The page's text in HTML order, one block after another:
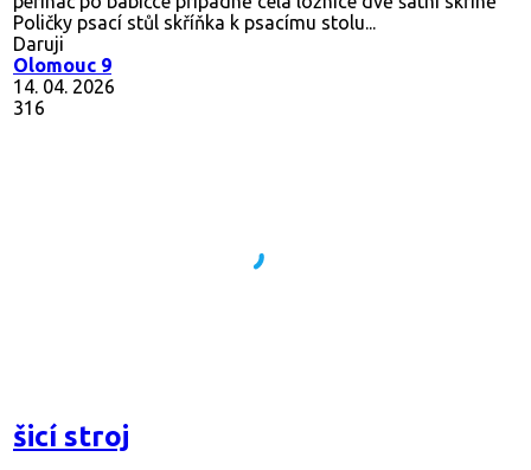
Poličky psací stůl skříňka k psacímu stolu...
Daruji
Olomouc 9
14. 04. 2026
316
šicí stroj